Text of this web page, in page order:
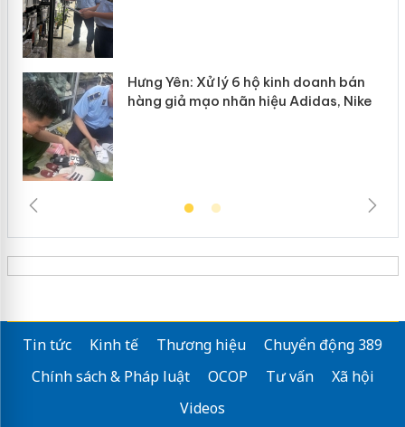
Hưng Yên: Xử lý 6 hộ kinh doanh bán
hàng giả mạo nhãn hiệu Adidas, Nike
Tin tức Kinh tế Thương hiệu
Chuyển động 389
Chính sách & Pháp luật
OCOP Tư vấn
Xã hội
Videos